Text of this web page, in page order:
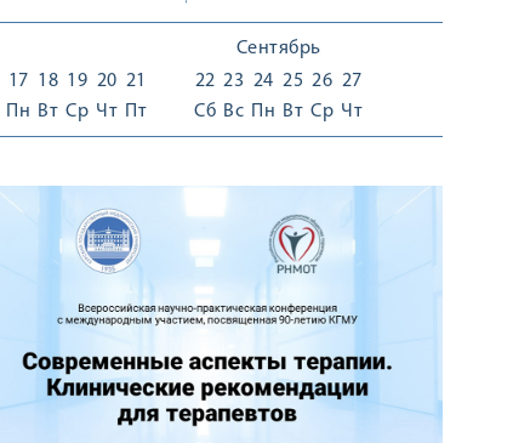
17
Пн
18
Вт
19
Ср
20
Чт
21
Пт
Сентябрь
22
Сб
23
Вс
24
Пн
25
Вт
26
Ср
27
Чт